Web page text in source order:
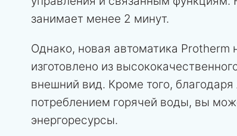
занимает менее 2 минут.
Однако, новая автоматика Protherm
изготовлено из
внешний вид. Кроме того,
потреблением горячей воды, вы
энергоресурсы.